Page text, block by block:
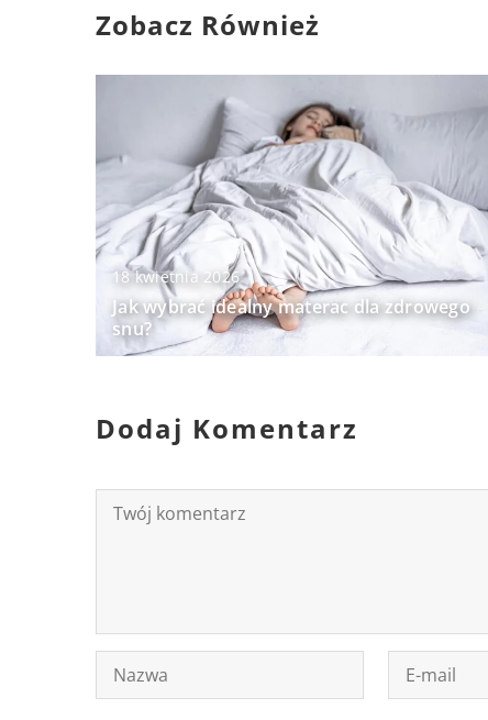
Zobacz Również
18 kwietnia 2026
Jak wybrać idealny materac dla zdrowego
snu?
Dodaj Komentarz